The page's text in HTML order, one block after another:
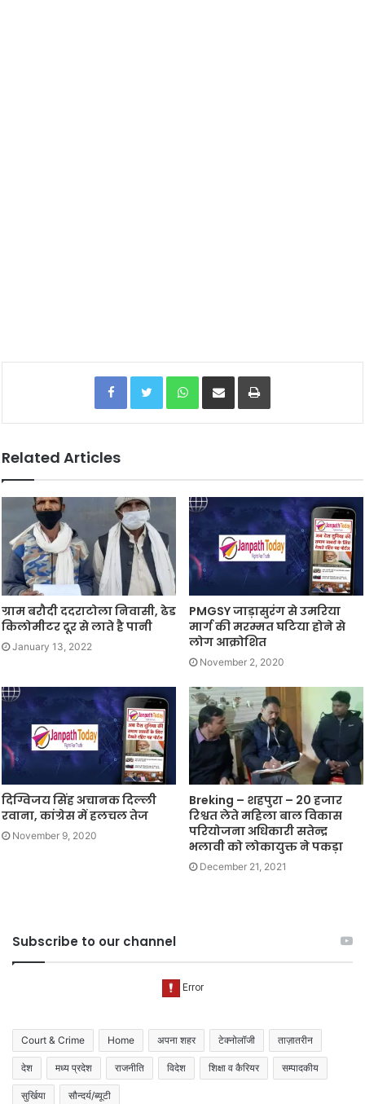
Facebook Twitter WhatsApp
Related Articles
ग्राम बरौदी ददराटोला निवासी, ढेड
किलोमीटर दूर से लाते है पानी
January 13, 2022
PMGSY जाड़ासुरंग से उमरिया
मार्ग की मरम्मत घटिया होने से
लोग आक्रोशित
November 2, 2020
दिग्विजय सिंह अचानक दिल्ली
रवाना, कांग्रेस में हलचल तेज
November 9, 2020
Breking – शहपुरा – 20 हजार
रिश्वत लेते महिला बाल विकास
परियोजना अधिकारी सतेन्द्र
भलावी को लोकायुक्त ने पकड़ा
December 21, 2021
Subscribe to our channel
Court & Crime Home अपना शहर टेक्नोलॉजी ताज़ातरीन
देश मध्य प्रदेश राजनीति विदेश शिक्षा व कैरियर सम्पादकीय
सुर्खिया सौन्दर्य/ब्यूटी